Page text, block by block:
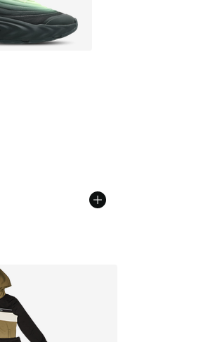
Prix en baisse de € 129,99 à